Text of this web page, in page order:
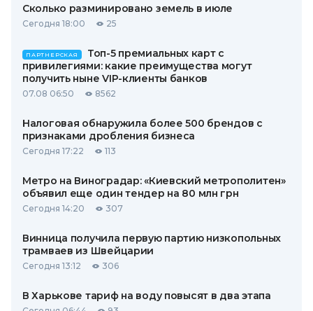
Сколько разминировано земель в июле
Сегодня 18:00 25
ПАРТНЕРСКАЯ
Топ-5 премиальных карт с
привилегиями: какие преимущества могут
получить ныне VIP-клиенты банков
07.08 06:50 8562
Налоговая обнаружила более 500 брендов с
признаками дробления бизнеса
Сегодня 17:22 113
Метро на Виноградар: «Киевский метрополитен»
объявил еще один тендер на 80 млн грн
Сегодня 14:20 307
Винница получила первую партию низкопольных
трамваев из Швейцарии
Сегодня 13:12 306
В Харькове тариф на воду повысят в два этапа